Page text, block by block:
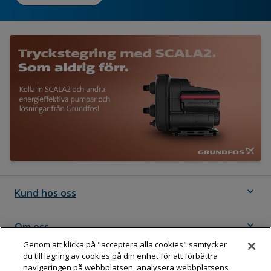
Kund hos oss expand_more
Om oss expand_more
Följ Dahl
Genom att klicka på "acceptera alla cookies" samtycker
du till lagring av cookies på din enhet för att förbättra
navigeringen på webbplatsen, analysera webbplatsens